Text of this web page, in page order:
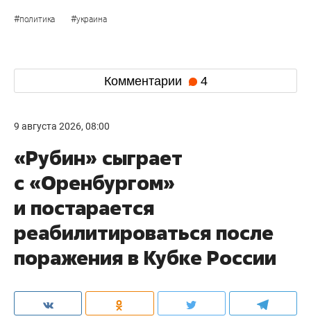
#политика #украина
Комментарии 4
9 августа 2026, 08:00
«Рубин» сыграет
с «Оренбургом»
и постарается
реабилитироваться после
поражения в Кубке России